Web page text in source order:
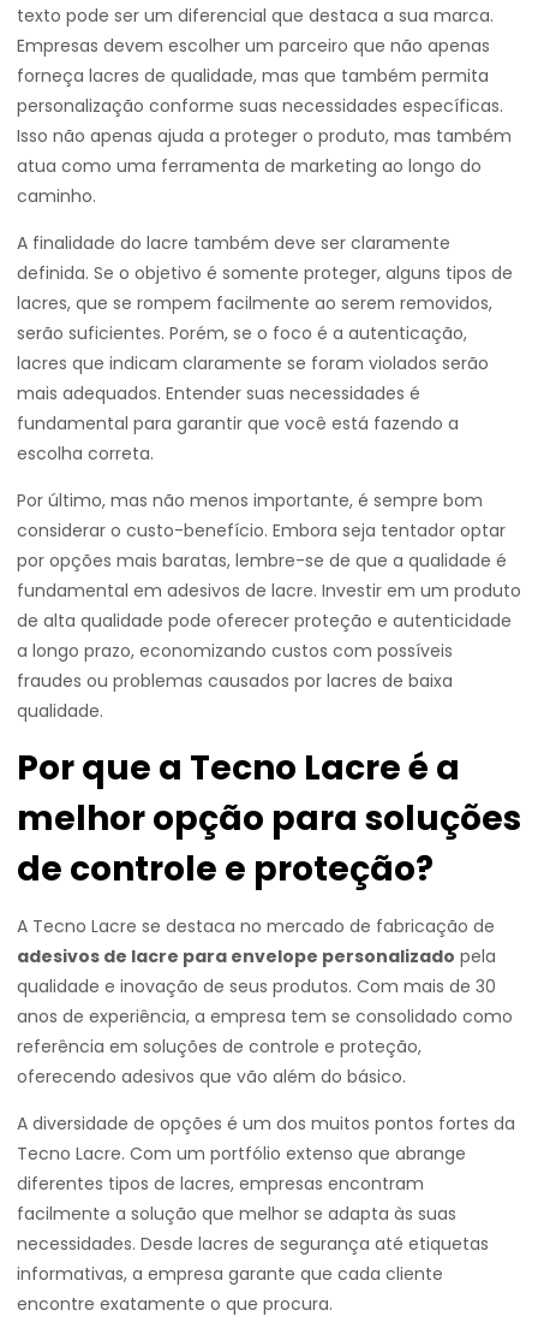
texto pode ser um diferencial que destaca a sua marca.
Empresas devem escolher um parceiro que não apenas
forneça lacres de qualidade, mas que também permita
personalização conforme suas necessidades específicas.
Isso não apenas ajuda a proteger o produto, mas também
atua como uma ferramenta de marketing ao longo do
caminho.
A finalidade do lacre também deve ser claramente
definida. Se o objetivo é somente proteger, alguns tipos de
lacres, que se rompem facilmente ao serem removidos,
serão suficientes. Porém, se o foco é a autenticação,
lacres que indicam claramente se foram violados serão
mais adequados. Entender suas necessidades é
fundamental para garantir que você está fazendo a
escolha correta.
Por último, mas não menos importante, é sempre bom
considerar o custo-benefício. Embora seja tentador optar
por opções mais baratas, lembre-se de que a qualidade é
fundamental em adesivos de lacre. Investir em um produto
de alta qualidade pode oferecer proteção e autenticidade
a longo prazo, economizando custos com possíveis
fraudes ou problemas causados por lacres de baixa
qualidade.
Por que a Tecno Lacre é a
melhor opção para soluções
de controle e proteção?
A Tecno Lacre se destaca no mercado de fabricação de
adesivos de lacre para envelope personalizado pela
qualidade e inovação de seus produtos. Com mais de 30
anos de experiência, a empresa tem se consolidado como
referência em soluções de controle e proteção,
oferecendo adesivos que vão além do básico.
A diversidade de opções é um dos muitos pontos fortes da
Tecno Lacre. Com um portfólio extenso que abrange
diferentes tipos de lacres, empresas encontram
facilmente a solução que melhor se adapta às suas
necessidades. Desde lacres de segurança até etiquetas
informativas, a empresa garante que cada cliente
encontre exatamente o que procura.